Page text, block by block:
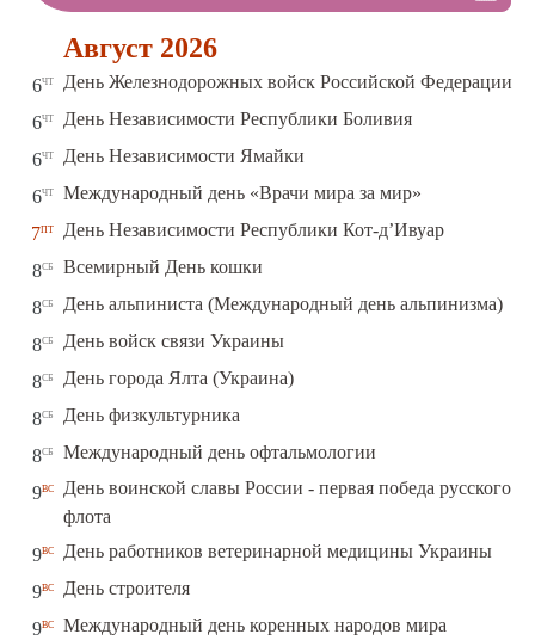
Август 2026
6чт День Железнодорожных войск Российской Федерации
6чт День Независимости Республики Боливия
6чт День Независимости Ямайки
6чт Международный день «Врачи мира за мир»
7пт День Независимости Республики Кот-д’Ивуар
8сб Всемирный День кошки
8сб День альпиниста (Международный день альпинизма)
8сб День войск связи Украины
8сб День города Ялта (Украина)
8сб День физкультурника
8сб Международный день офтальмологии
9вс
День воинской славы России - первая победа русского
флота
9вс День работников ветеринарной медицины Украины
9вс День строителя
9вс Международный день коренных народов мира